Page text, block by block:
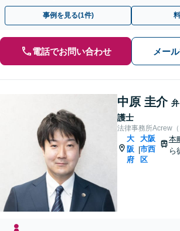
談も承ります。【肥後橋駅より徒歩2分】
事例を見る(1件)
電話でお問い合わせ メー
中原 圭介 弁
護士
法律事務所Acrew（
大
阪
府
|
大阪
市西
区
本
ら